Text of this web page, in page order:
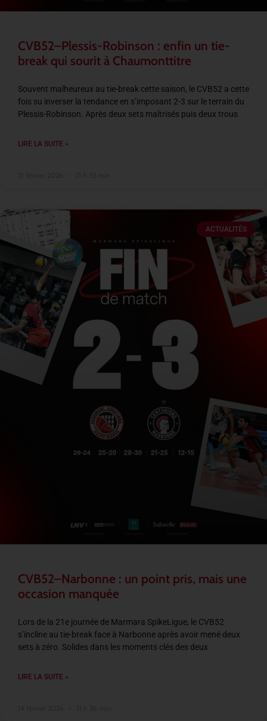
CVB52–Plessis-Robinson : enfin un tie-
break qui sourit à Chaumonttitre
Souvent malheureux au tie-break cette saison, le CVB52 a cette
fois su inverser la tendance en s’imposant 2-3 sur le terrain du
Plessis-Robinson. Après deux sets maîtrisés puis deux trous
LIRE LA SUITE »
ACTUALITÉS
CVB52–Narbonne : un point pris, mais une
occasion manquée
Lors de la 21e journée de Marmara SpikeLigue, le CVB52
s’incline au tie-break face à Narbonne après avoir mené deux
sets à zéro. Solides dans les moments clés des deux
LIRE LA SUITE »